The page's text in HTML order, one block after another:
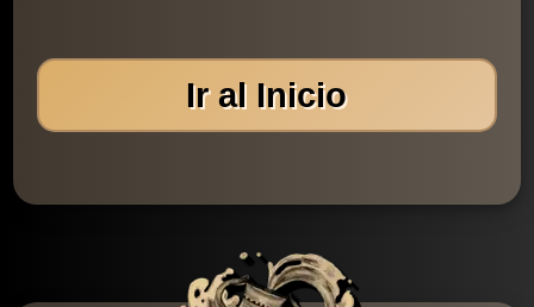
Ir al Inicio